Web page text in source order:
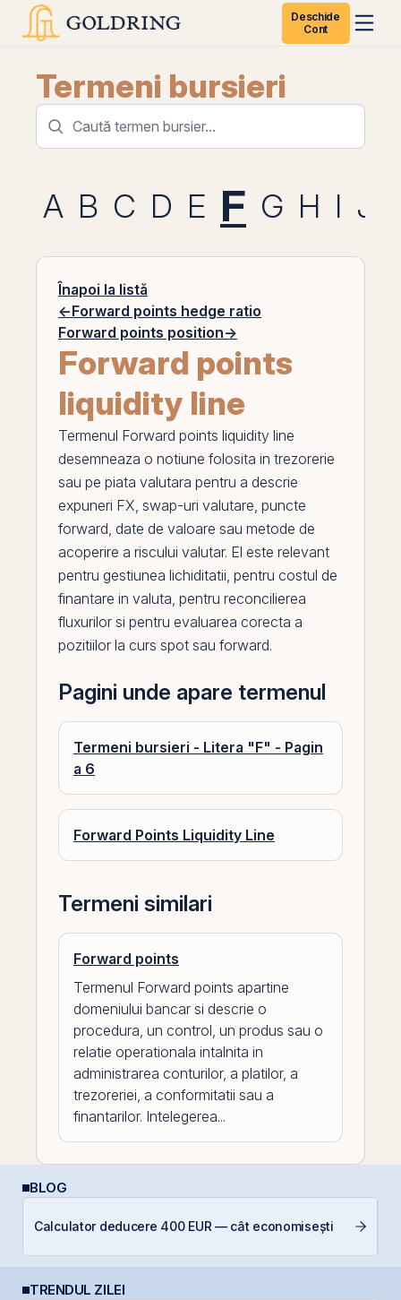
Deschide
Cont
Termeni bursieri
A B C D E F G H I J
Înapoi la listă
←Forward points hedge ratio
Forward points position→
Forward points
liquidity line
Termenul Forward points liquidity line
desemneaza o notiune folosita in trezorerie
sau pe piata valutara pentru a descrie
expuneri FX, swap-uri valutare, puncte
forward, date de valoare sau metode de
acoperire a riscului valutar. El este relevant
pentru gestiunea lichiditatii, pentru costul de
finantare in valuta, pentru reconcilierea
fluxurilor si pentru evaluarea corecta a
pozitiilor la curs spot sau forward.
Pagini unde apare termenul
Termeni bursieri - Litera "F" - Pagin
a 6
Forward Points Liquidity Line
Termeni similari
Forward points
Termenul Forward points apartine
domeniului bancar si descrie o
procedura, un control, un produs sau o
relatie operationala intalnita in
administrarea conturilor, a platilor, a
trezoreriei, a conformitatii sau a
finantarilor. Intelegerea...
BLOG
Calculator deducere 400 EUR — cât economisești
TRENDUL ZILEI